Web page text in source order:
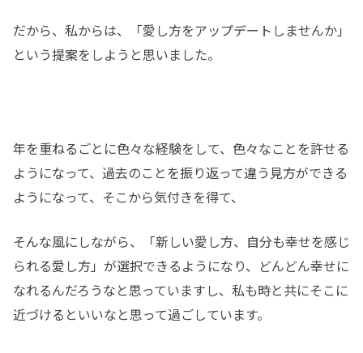
だから、私からは、「愛し方をアップデートしませんか」
という提案をしようと思いました。
年を重ねるごとに色々な経験をして、色々なことを許せる
ようになって、過去のことを振り返って違う見方ができる
ようになって、そこから気付きを得て、
そんな風にしながら、「新しい愛し方、自分も幸せを感じ
られる愛し方」が選択できるようになり、どんどん幸せに
なれるんだろうなと思っていますし、私も時と共にそこに
近づけるといいなと思って過ごしています。